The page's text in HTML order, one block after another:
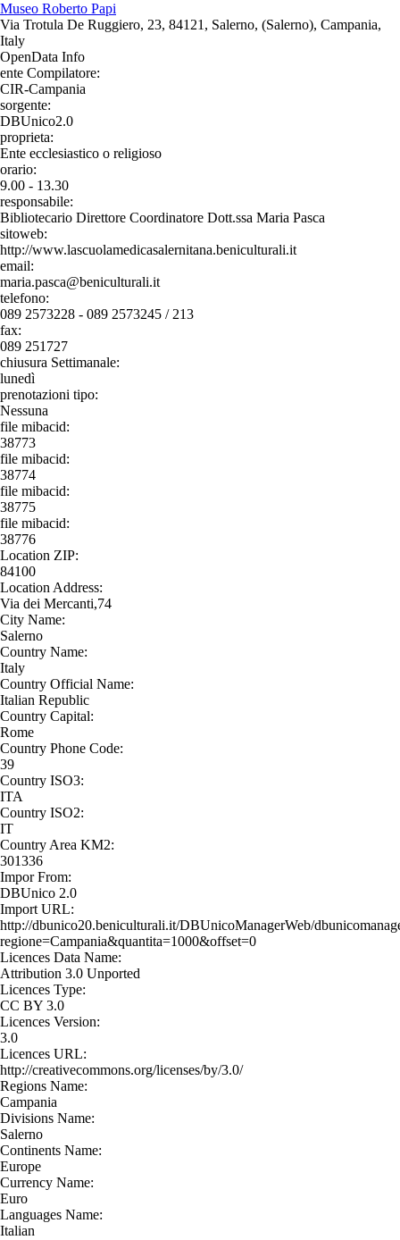
Museo Roberto Papi
Via Trotula De Ruggiero, 23, 84121, Salerno, (Salerno), Campania,
Italy
OpenData Info
ente Compilatore:
CIR-Campania
sorgente:
DBUnico2.0
proprieta:
Ente ecclesiastico o religioso
orario:
9.00 - 13.30
responsabile:
Bibliotecario Direttore Coordinatore Dott.ssa Maria Pasca
sitoweb:
http://www.lascuolamedicasalernitana.beniculturali.it
email:
maria.pasca@beniculturali.it
telefono:
089 2573228 - 089 2573245 / 213
fax:
089 251727
chiusura Settimanale:
lunedì
prenotazioni tipo:
Nessuna
file mibacid:
38773
file mibacid:
38774
file mibacid:
38775
file mibacid:
38776
Location ZIP:
84100
Location Address:
Via dei Mercanti,74
City Name:
Salerno
Country Name:
Italy
Country Official Name:
Italian Republic
Country Capital:
Rome
Country Phone Code:
39
Country ISO3:
ITA
Country ISO2:
IT
Country Area KM2:
301336
Impor From:
DBUnico 2.0
Import URL:
http://dbunico20.beniculturali.it/DBUnicoManagerWeb/
regione=Campania&quantita=1000&offset=0
Licences Data Name:
Attribution 3.0 Unported
Licences Type:
CC BY 3.0
Licences Version:
3.0
Licences URL:
http://creativecommons.org/licenses/by/3.0/
Regions Name:
Campania
Divisions Name:
Salerno
Continents Name:
Europe
Currency Name:
Euro
Languages Name:
Italian